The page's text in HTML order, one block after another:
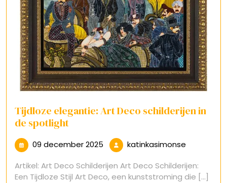
Tijdloze elegantie: Art Deco schilderijen in
de spotlight
09 december 2025 09
december
2025
katinkasimonse
Artikel: Art Deco Schilderijen Art Deco Schilderijen:
Een Tijdloze Stijl Art Deco, een kunststroming die [...]